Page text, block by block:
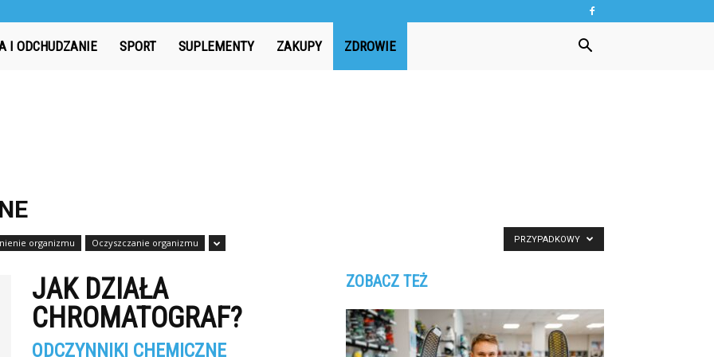
I ODCHUDZANIE SPORT SUPLEMENTY ZAKUPY ZDROWIE
organizmu Oczyszczanie organizmu PRZYPADKOWY
JAK DZIAŁA
CHROMATOGRAF?
ODCZYNNIKI CHEMICZNE
ZOBACZ TEŻ